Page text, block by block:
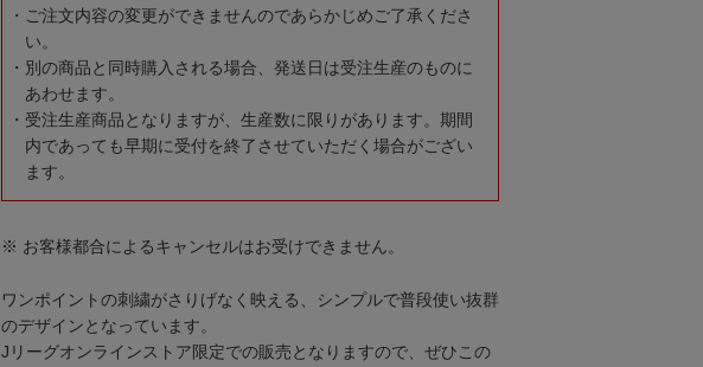
ご注文内容の変更ができませんのであらかじめご了承くださ
い。
別の商品と同時購入される場合、発送日は受注生産のものに
あわせます。
受注生産商品となりますが、生産数に限りがあります。期間
内であっても早期に受付を終了させていただく場合がござい
ます。
※ お客様都合によるキャンセルはお受けできません。
ワンポイントの刺繍がさりげなく映える、シンプルで普段使い抜群
のデザインとなっています。
Jリーグオンラインストア限定での販売となりますので、ぜひこの